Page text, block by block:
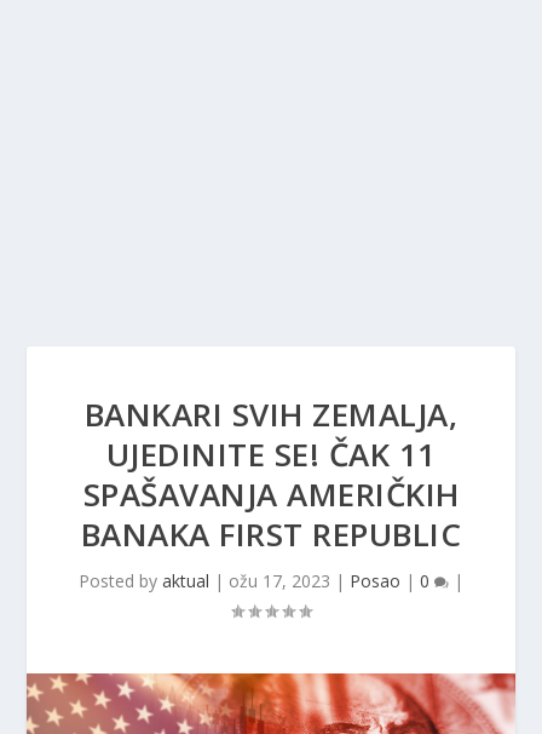
BANKARI SVIH ZEMALJA,
UJEDINITE SE! ČAK 11
SPAŠAVANJA AMERIČKIH
BANAKA FIRST REPUBLIC
Posted by aktual | ožu 17, 2023 | Posao | 0 |